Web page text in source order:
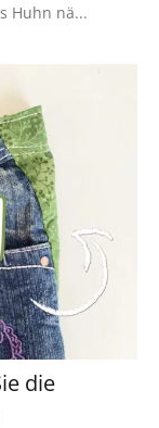
Huhn nä...
die